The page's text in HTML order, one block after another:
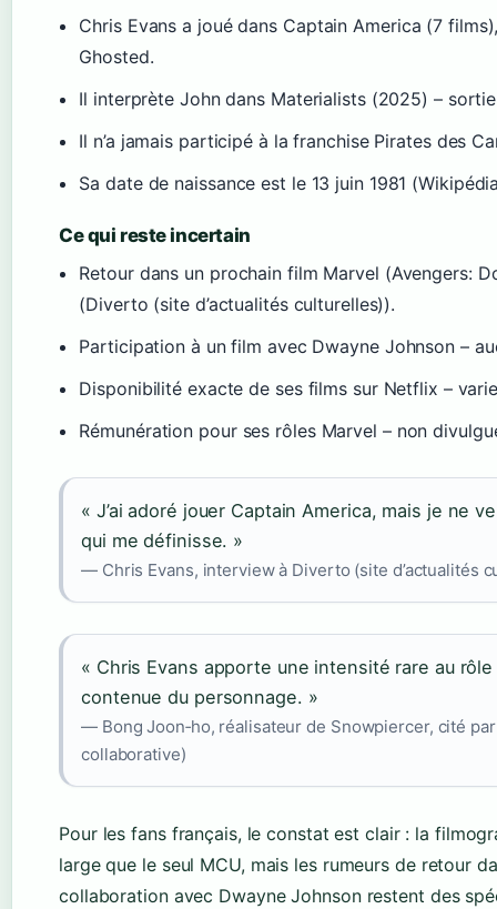
Chris Evans a joué dans Captain America (7
Ghosted.
Il interprète John dans Materialists (2025) –
Il n’a jamais participé à la franchise Pirates des
Sa date de naissance est le 13 juin 1981
Ce qui reste incertain
Retour dans un prochain film Marvel (Avengers:
(Diverto (site d’actualités culturelles)).
Participation à un film avec Dwayne Johnson –
Disponibilité exacte de ses films sur Netflix –
Rémunération pour ses rôles Marvel – non
« J’ai adoré jouer Captain America, mais je ne
qui me définisse. »
— Chris Evans, interview à Diverto (site d’actualités
« Chris Evans apporte une intensité rare au
contenue du personnage. »
— Bong Joon‑ho, réalisateur de Snowpiercer, cité
collaborative)
Pour les fans français, le constat est clair : la
large que le seul MCU, mais les rumeurs de retour
collaboration avec Dwayne Johnson restent des